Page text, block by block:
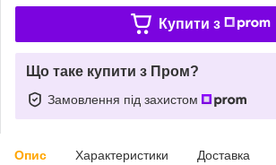
Купити з
Що таке купити з Пром?
Замовлення під захистом
Опис Характеристики Доставка